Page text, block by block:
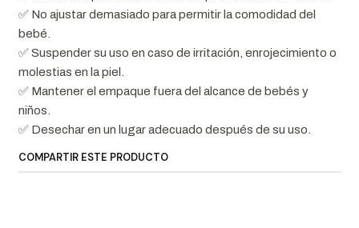
✅ No ajustar demasiado para permitir la comodidad del
bebé.
✅ Suspender su uso en caso de irritación, enrojecimiento o
molestias en la piel.
✅ Mantener el empaque fuera del alcance de bebés y
niños.
✅ Desechar en un lugar adecuado después de su uso.
COMPARTIR ESTE PRODUCTO